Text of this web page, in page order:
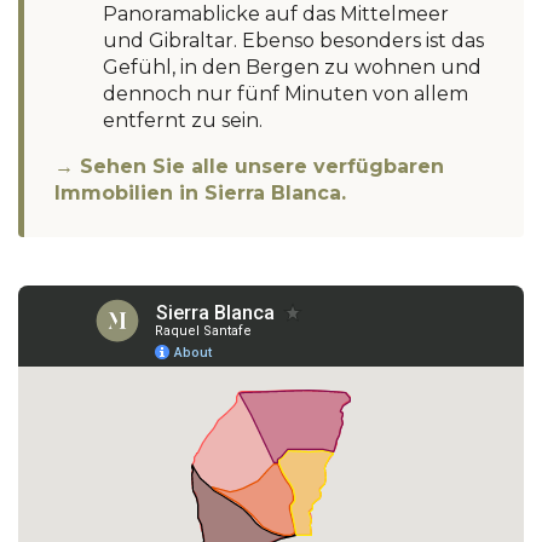
Panoramablicke auf das Mittelmeer
und Gibraltar. Ebenso besonders ist das
Gefühl, in den Bergen zu wohnen und
dennoch nur fünf Minuten von allem
entfernt zu sein.
→ Sehen Sie alle unsere verfügbaren
Immobilien in Sierra Blanca.